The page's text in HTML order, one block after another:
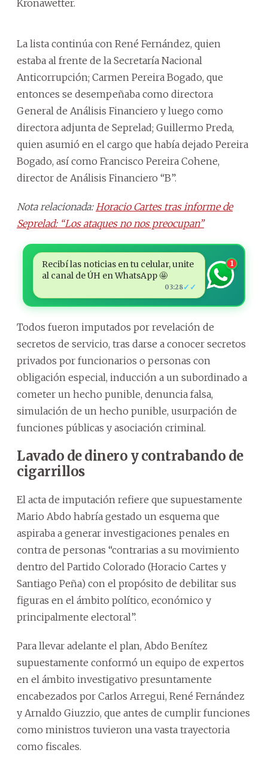
Kronawetter.
La lista continúa con René Fernández, quien
estaba al frente de la Secretaría Nacional
Anticorrupción; Carmen Pereira Bogado, que
entonces se desempeñaba como directora
General de Análisis Financiero y luego como
directora adjunta de Seprelad; Guillermo Preda,
quien asumió en el cargo que había dejado Pereira
Bogado, así como Francisco Pereira Cohene,
director de Análisis Financiero “B”.
Nota relacionada: Horacio Cartes tras informe de
Seprelad: “Los ataques no nos preocupan”
Recibí las noticias en tu celular, unite
al canal de ÚH en WhatsApp 🤩
03:28✓✓
1
Todos fueron imputados por revelación de
secretos de servicio, tras darse a conocer secretos
privados por funcionarios o personas con
obligación especial, inducción a un subordinado a
cometer un hecho punible, denuncia falsa,
simulación de un hecho punible, usurpación de
funciones públicas y asociación criminal.
Lavado de dinero y contrabando de
cigarrillos
El acta de imputación refiere que supuestamente
Mario Abdo habría gestado un esquema que
aspiraba a generar investigaciones penales en
contra de personas “contrarias a su movimiento
dentro del Partido Colorado (Horacio Cartes y
Santiago Peña) con el propósito de debilitar sus
figuras en el ámbito político, económico y
principalmente electoral”.
Para llevar adelante el plan, Abdo Benítez
supuestamente conformó un equipo de expertos
en el ámbito investigativo presuntamente
encabezados por Carlos Arregui, René Fernández
y Arnaldo Giuzzio, que antes de cumplir funciones
como ministros tuvieron una vasta trayectoria
como fiscales.